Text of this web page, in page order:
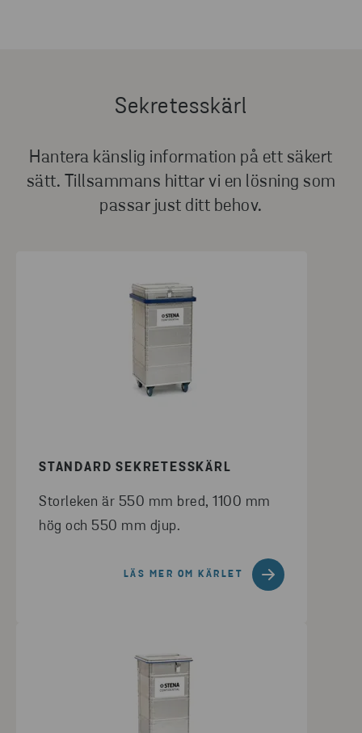
Sekretesskärl
Hantera känslig information på ett säkert
sätt. Tillsammans hittar vi en lösning som
passar just ditt behov.
STANDARD SEKRETESSKÄRL
Storleken är 550 mm bred, 1100 mm
hög och 550 mm djup.
LÄS MER OM KÄRLET